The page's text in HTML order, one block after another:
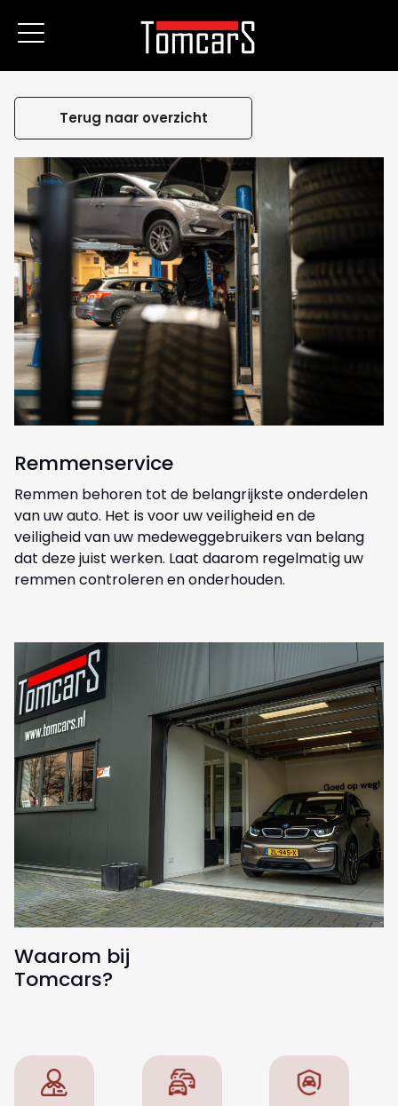
Terug naar overzicht
Remmenservice
Remmen behoren tot de belangrijkste onderdelen
van uw auto. Het is voor uw veiligheid en de
veiligheid van uw medeweggebruikers van belang
dat deze juist werken. Laat daarom regelmatig uw
remmen controleren en onderhouden.
Waarom bij
Tomcars?